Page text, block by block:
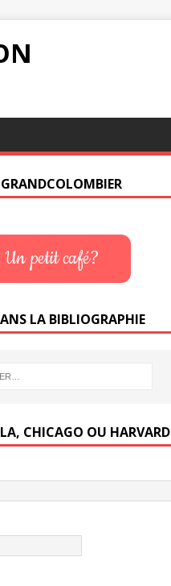
Un petit café?
LA BIBLIOGRAPHIE
CHICAGO OU HARVARD